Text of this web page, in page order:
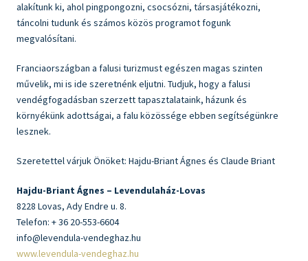
alakítunk ki, ahol pingpongozni, csocsózni, társasjátékozni,
táncolni tudunk és számos közös programot fogunk
megvalósítani.
Franciaországban a falusi turizmust egészen magas szinten
művelik, mi is ide szeretnénk eljutni. Tudjuk, hogy a falusi
vendégfogadásban szerzett tapasztalataink, házunk és
környékünk adottságai, a falu közössége ebben segítségünkre
lesznek.
Szeretettel várjuk Önöket: Hajdu-Briant Ágnes és Claude Briant
Hajdu-Briant Ágnes – Levendulaház-Lovas
8228 Lovas, Ady Endre u. 8.
Telefon: + 36 20-553-6604
info@levendula-vendeghaz.hu
www.levendula-vendeghaz.hu